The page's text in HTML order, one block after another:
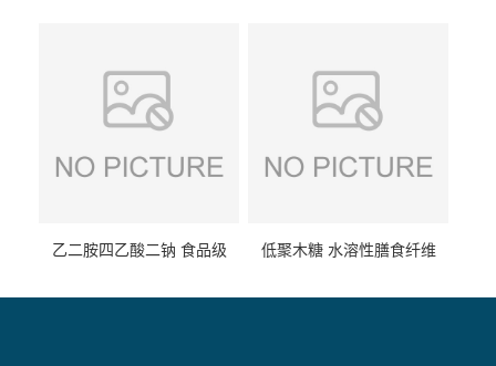
乙二胺四乙酸二钠 食品级
低聚木糖 水溶性膳食纤维